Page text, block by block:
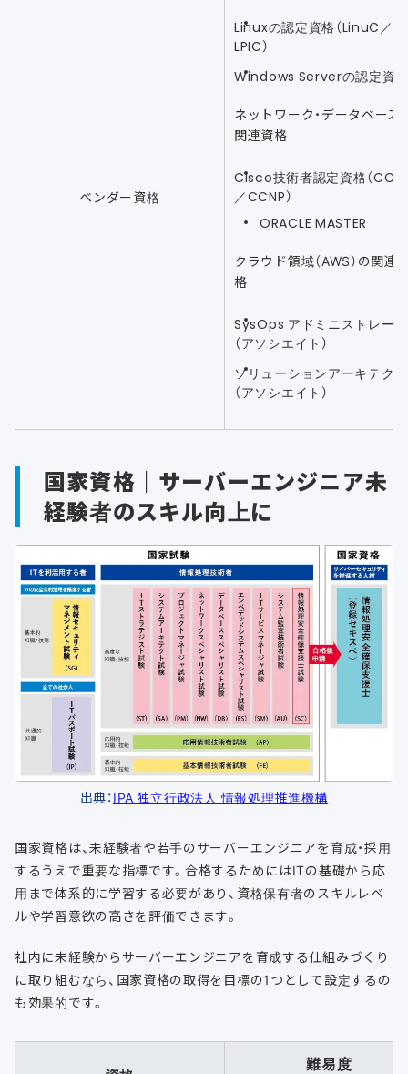
ベンダー資格
Linuxの認定資格（LinuC／
LPIC）
Windows Serverの認定資
ネットワーク・データベース
関連資格
Cisco技術者認定資格（
／CCNP）
ORACLE MASTER
クラウド領域（AWS）の関連
格
SysOps アドミニストレー
（アソシエイト）
ソリューションアーキテクト
（アソシエイト）
国家資格｜サーバーエンジニア未
経験者のスキル向上に
出典： IPA 独立行政法人 情報処理推進機構
国家資格は、未経験者や若手のサーバーエンジニアを育成・採用
するうえで重要な指標です。合格するためにはITの基礎から応
用まで体系的に学習する必要があり、資格保有者のスキルレベ
ルや学習意欲の高さを評価できます。
社内に未経験からサーバーエンジニアを育成する仕組みづくり
に取り組むなら、国家資格の取得を目標の1つとして設定するの
も効果的です。
難易度